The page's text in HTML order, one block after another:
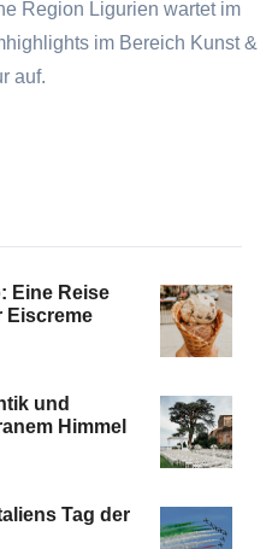
Region Ligurien wartet im
im Bereich Kunst &
auf.
Eine Reise
Eiscreme
und
Himmel
Tag der